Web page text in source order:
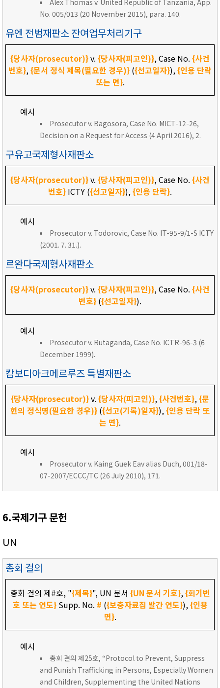
Alex Thomas v. United Republic of Tanzania, App.
No. 005/013 (20 November 2015), para. 140.
유엔 전범재판소 잔여업무처리기구
{당사자(prosecutor)}v. {당사자(피고인)}, Case No. {사건
번호},{문서 정식 제목(필요한 경우)} ({선고일자}),{인용 단락
또는 면}.
예시
Prosecutor v. Bagosora, Case No. MICT-12-26,
Decision on a Request for Access (4 April 2016), 2.
구유고국제형사재판소
{당사자(prosecutor)}v. {당사자(피고인)}, Case No. {사건
번호} ICTY ({선고일자}),{인용 단락}.
예시
Prosecutor v. Todorovic, Case No. IT-95-9/1-S ICTY
(2001. 7. 31.).
르완다국제형사재판소
{당사자(prosecutor)}v. {당사자(피고인)}, Case No. {사건
번호} ({선고일자}).
예시
Prosecutor v. Rutaganda, Case No. ICTR-96-3 (6
December 1999).
캄보디아크메르루즈 특별재판소
{당사자(prosecutor)}v. {당사자(피고인)},{사건번호},{문
헌의 정식명(필요한 경우)} ({선고(기록)일자}),{인용 단락 또
는 면}.
예시
Prosecutor v. Kaing Guek Eav alias Duch, 001/18-
07-2007/ECCC/TC (26 July 2010), 171.
6.국제기구 문헌
UN
총회 결의
총회 결의 제#호, "{제목}", UN 문서 {UN 문서 기호},{회기번
호 또는 연도}Supp. No. # ({보충자료집 발간 연도}),{인용
면}.
예시
총회 결의 제25호, “Protocol to Prevent, Suppress
and Punish Trafficking in Persons, Especially Women
and Children, Supplementing the United Nations